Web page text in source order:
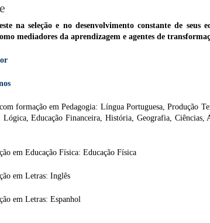
na seleção e no desenvolvimento constante de seus
mediadores da aprendizagem e agentes de
formação em Pedagogia: Língua Portuguesa, Produção
Educação Financeira, História, Geografia, Ciências,
em Educação Física: Educação Física
em Letras: Inglês
em Letras: Espanhol